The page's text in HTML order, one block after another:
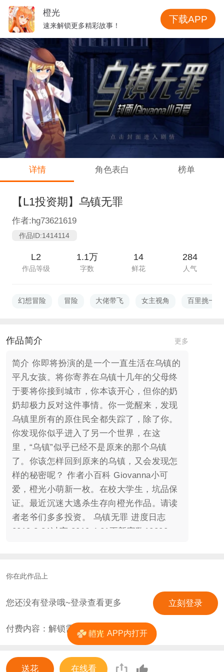
详情 角色表白 榜单
【L1投资期】乌镇无罪
作者:hg73621619
作品ID:1414114
L2
作品等级
1.1万
字数
14
鲜花
284
人气
幻想冒险 冒险 大佬带飞 女主视角 百里挑一
作品简介 更多
简介 你即将扮演的是一个一直生活在乌镇的
平凡女孩。将你寄养在乌镇十几年的父母终
于要将你接到城市，你本该开心，但你的奶
奶却极力反对这件事情。你一觉醒来，发现
乌镇里所有的原住民全都失踪了，除了你。
你发现你似乎进入了另一个世界，在这
里，“乌镇”似乎已经不是原来的那个乌镇
了。你该怎样回到原来的乌镇，又会发现怎
样的秘密呢？ 作者小百科 Giovanna小可
爱，橙光小萌新一枚。在校大学生，坑品保
证。最近沉迷大逃杀生存向橙光作品。请读
者老爷们多多投资。 乌镇无罪 进度日志
2019.3.31过审 2019.4.21更新字数10000+
你在此作品上
您还没有登录哦~登录查看更多 立刻登录
付费内容：解锁需 25 花
送花 在线看
橙光
速来解锁更多精彩故事！
下载APP
APP内打开